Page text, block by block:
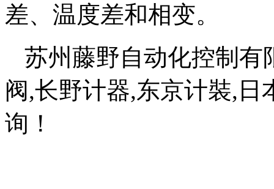
差、温度差和相变。
苏州藤野自动化控制有
阀,长野计器,东京计裝,
询！